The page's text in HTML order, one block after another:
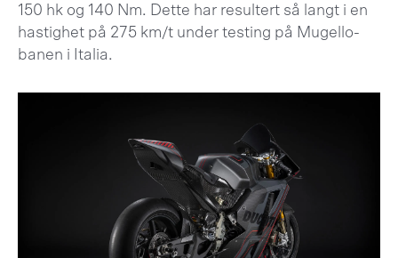
150 hk og 140 Nm. Dette har resultert så langt i en
hastighet på 275 km/t under testing på Mugello-
banen i Italia.